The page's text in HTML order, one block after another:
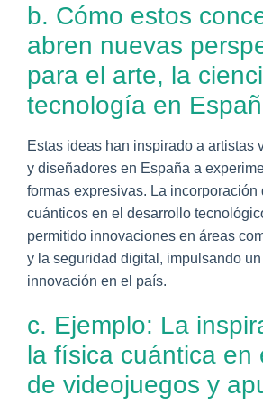
b. Cómo estos
abren nuevas
para el arte, la
tecnología en
Estas ideas han inspirado a artistas
y diseñadores en España a
formas expresivas. La incorporación
cuánticos en el desarrollo
permitido innovaciones en áreas
y la seguridad digital, impulsando
innovación en el país.
c. Ejemplo: La
la física cuántica en
de videojuegos y